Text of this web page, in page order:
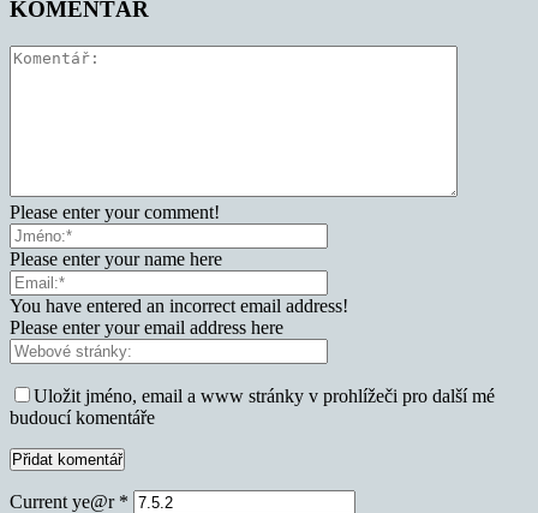
KOMENTÁŘ
Please enter your comment!
Please enter your name here
You have entered an incorrect email address!
Please enter your email address here
Uložit jméno, email a www stránky v prohlížeči pro další mé
budoucí komentáře
Current ye@r *